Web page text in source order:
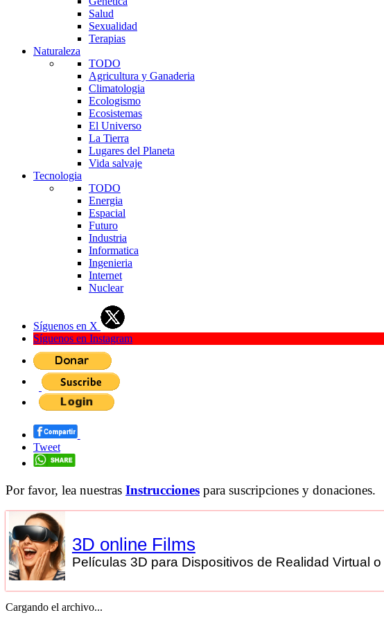
Salud
Sexualidad
Terapias
Naturaleza
TODO
Agricultura y Ganaderia
Climatologia
Ecologismo
Ecosistemas
El Universo
La Tierra
Lugares del Planeta
Vida salvaje
Tecnologia
TODO
Energia
Espacial
Futuro
Industria
Informatica
Ingenieria
Internet
Nuclear
Síguenos en X
Síguenos en Instagram
Tweet
Por favor, lea nuestras Instrucciones para suscripciones y donaciones.
3D online Films
Películas 3D para Dispositivos de Realidad Virtual o
Cargando el archivo...